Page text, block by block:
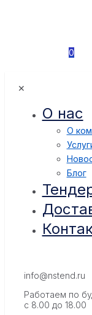
0
✕
О нас
О
Блог
info@nstend.ru
Работаем по
с 8.00 до 18.00